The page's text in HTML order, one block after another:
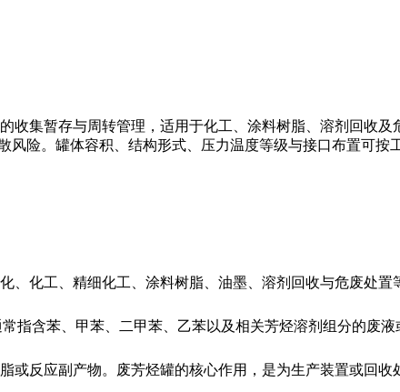
收集暂存与周转管理，适用于化工、涂料树脂、溶剂回收
风险。罐体容积、结构形式、压力温度等级与接口布置可
、化工、精细化工、涂料树脂、油墨、溶剂回收与危废处
指含苯、甲苯、二甲苯、乙苯以及相关芳烃溶剂组分的废
或反应副产物。废芳烃罐的核心作用，是为生产装置或回